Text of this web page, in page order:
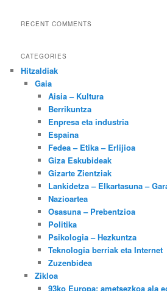
RECENT COMMENTS
CATEGORIES
Hitzaldiak
Gaia
Aisia – Kultura
Berrikuntza
Enpresa eta industria
Espaina
Fedea – Etika – Erlijioa
Giza Eskubideak
Gizarte Zientziak
Lankidetza – Elkartasuna –
Nazioartea
Osasuna – Prebentzioa
Politika
Psikologia – Hezkuntza
Teknologia berriak eta Internet
Zuzenbidea
Zikloa
93ko Europa: ametsezkoa ala